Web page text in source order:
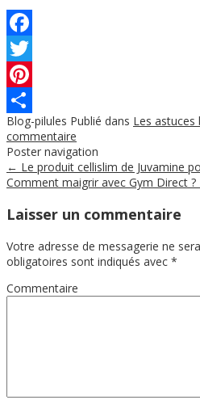
Facebook
Twitter
Pinterest
Partager
Blog-pilules Publié dans Les astuces
commentaire
Poster navigation
← Le produit cellislim de Juvamine
Comment maigrir avec Gym Direct ?
Laisser un commentaire
Votre adresse de messagerie ne
obligatoires sont indiqués avec *
Commentaire